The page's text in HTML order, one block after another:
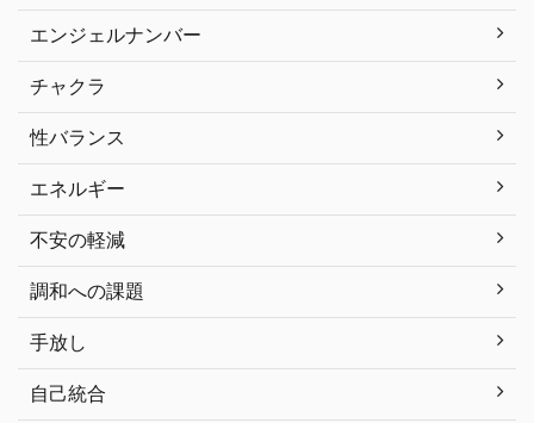
エンジェルナンバー
チャクラ
性バランス
エネルギー
不安の軽減
調和への課題
手放し
自己統合